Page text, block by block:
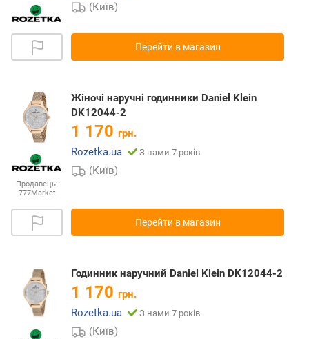
(Київ)
Перейти в магазин
Продавець:
777Market
Жіночі наручні годинники Daniel Klein
DK12044-2
1 170 грн.
Rozetka.ua
З нами 7 років
(Київ)
Перейти в магазин
Годинник наручний Daniel Klein DK12044-2
1 170 грн.
Rozetka.ua
З нами 7 років
(Київ)